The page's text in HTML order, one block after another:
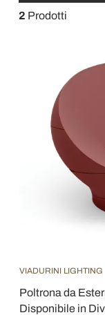
2 Prodotti
VIADURINI LIGHTING
Poltrona da
Disponibile in